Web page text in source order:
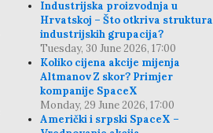
Industrijska proizvodnja u
Hrvatskoj – Što otkriva struktura
industrijskih grupacija?
Tuesday, 30 June 2026, 17:00
Koliko cijena akcije mijenja
Altmanov Z skor? Primjer
kompanije SpaceX
Monday, 29 June 2026, 17:00
Američki i srpski SpaceX –